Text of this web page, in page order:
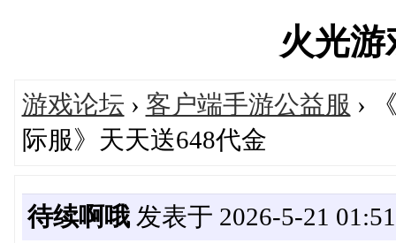
火光
游戏论坛 › 客户端手游公益服 ›
际服》天天送648代金
待续啊哦发表于 2026-5-21